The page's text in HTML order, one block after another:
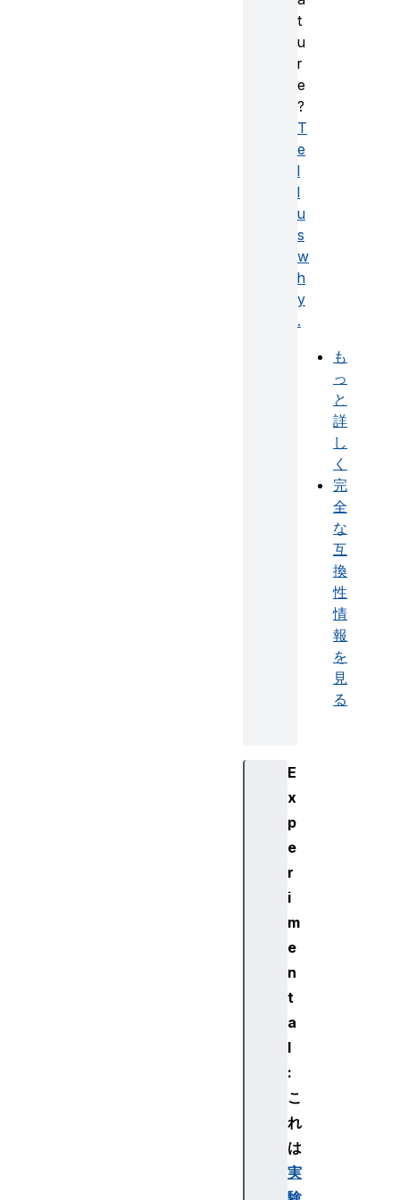
t
u
r
e
?
T
e
l
l
u
s
w
h
y
.
も
っ
と
詳
し
く
完
全
な
互
換
性
情
報
を
見
る
E
x
p
e
r
i
m
e
n
t
a
l
:
こ
れ
は
実